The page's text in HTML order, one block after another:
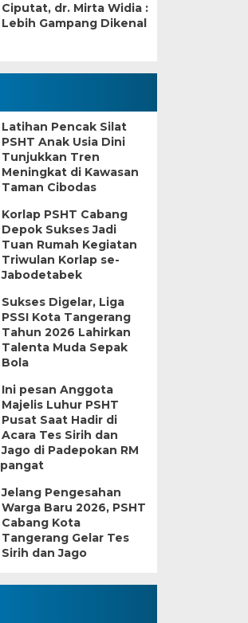
Ciputat, dr. Mirta Widia :
Lebih Gampang Dikenal
Latihan Pencak Silat
PSHT Anak Usia Dini
Tunjukkan Tren
Meningkat di Kawasan
Taman Cibodas
Korlap PSHT Cabang
Depok Sukses Jadi
Tuan Rumah Kegiatan
Triwulan Korlap se-
Jabodetabek
Sukses Digelar, Liga
PSSI Kota Tangerang
Tahun 2026 Lahirkan
Talenta Muda Sepak
Bola
Ini pesan Anggota
Majelis Luhur PSHT
Pusat Saat Hadir di
Acara Tes Sirih dan
Jago di Padepokan RM
Jelang Pengesahan
Warga Baru 2026, PSHT
Cabang Kota
Tangerang Gelar Tes
Sirih dan Jago